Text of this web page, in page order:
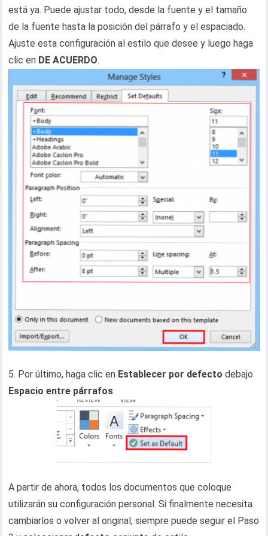
está ya. Puede ajustar todo, desde la fuente y el tamaño
de la fuente hasta la posición del párrafo y el espaciado.
Ajuste esta configuración al estilo que desee y luego haga
clic en DE ACUERDO.
5. Por último, haga clic en Establecer por defectodebajo
Espacio entre párrafos.
A partir de ahora, todos los documentos que coloque
utilizarán su configuración personal. Si finalmente necesita
cambiarlos o volver al original, siempre puede seguir el Paso